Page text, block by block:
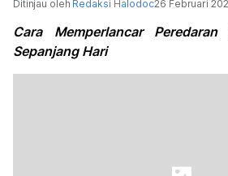
Ditinjau oleh Redaksi Halodoc26 Februari
Cara Memperlancar
Sepanjang Hari